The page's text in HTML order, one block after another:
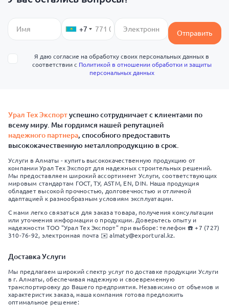
+7 Отправить
Я даю согласие на обработку своих персональных данных в
соответствии с Политикой в отношении обработки и защиты
персональных данных
Урал Тех Экспортуспешно сотрудничает с клиентами по
всему миру. Мы гордимся нашей репутацией
надежного партнера, способного предоставить
высококачественную металлопродукцию в срок.
Услуги в Алматы - купить высококачественную продукцию от
компании Урал Тех Экспорт для надежных строительных решений.
Мы предоставляем широкий ассортимент Услуги, соответствующих
мировым стандартам ГОСТ, ТУ, ASTM, EN, DIN. Наша продукция
обладает высокой прочностью, долговечностью и отличной
адаптацией к разнообразным условиям эксплуатации.
С нами легко связаться для заказа товара, получения консультации
или уточнения информации о продукции. Доверьтесь опыту и
надежности ТОО "Урал Тех Экспорт" при выборе: телефон ☎️ +7 (727)
310-76-92, электронная почта ✉️ almaty@exportural.kz.
Доставка Услуги
Мы предлагаем широкий спектр услуг по доставке продукции Услуги
в г. Алматы, обеспечивая надежную и своевременную
транспортировку до Вашего предприятия. Независимо от объемов и
характеристик заказа, наша компания готова предложить
оптимальное решение: